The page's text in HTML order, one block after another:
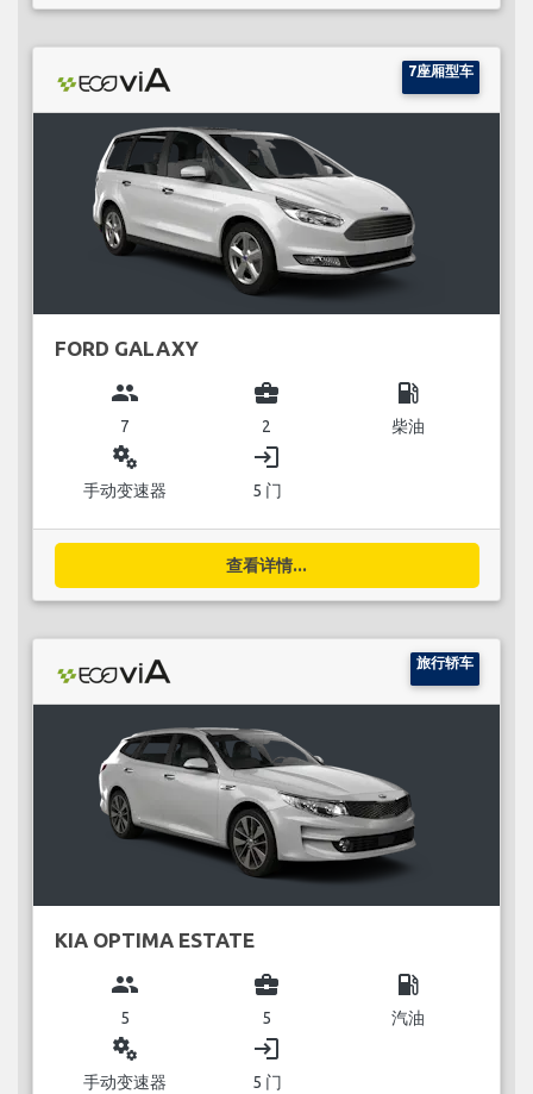
7座厢型车
FORD GALAXY
group
7
business_center
2
local_gas_station
柴油
miscellaneous_services
手动变速器
login
5 门
查看详情...
旅行轿车
KIA OPTIMA ESTATE
group
5
business_center
5
local_gas_station
汽油
miscellaneous_services
手动变速器
login
5 门